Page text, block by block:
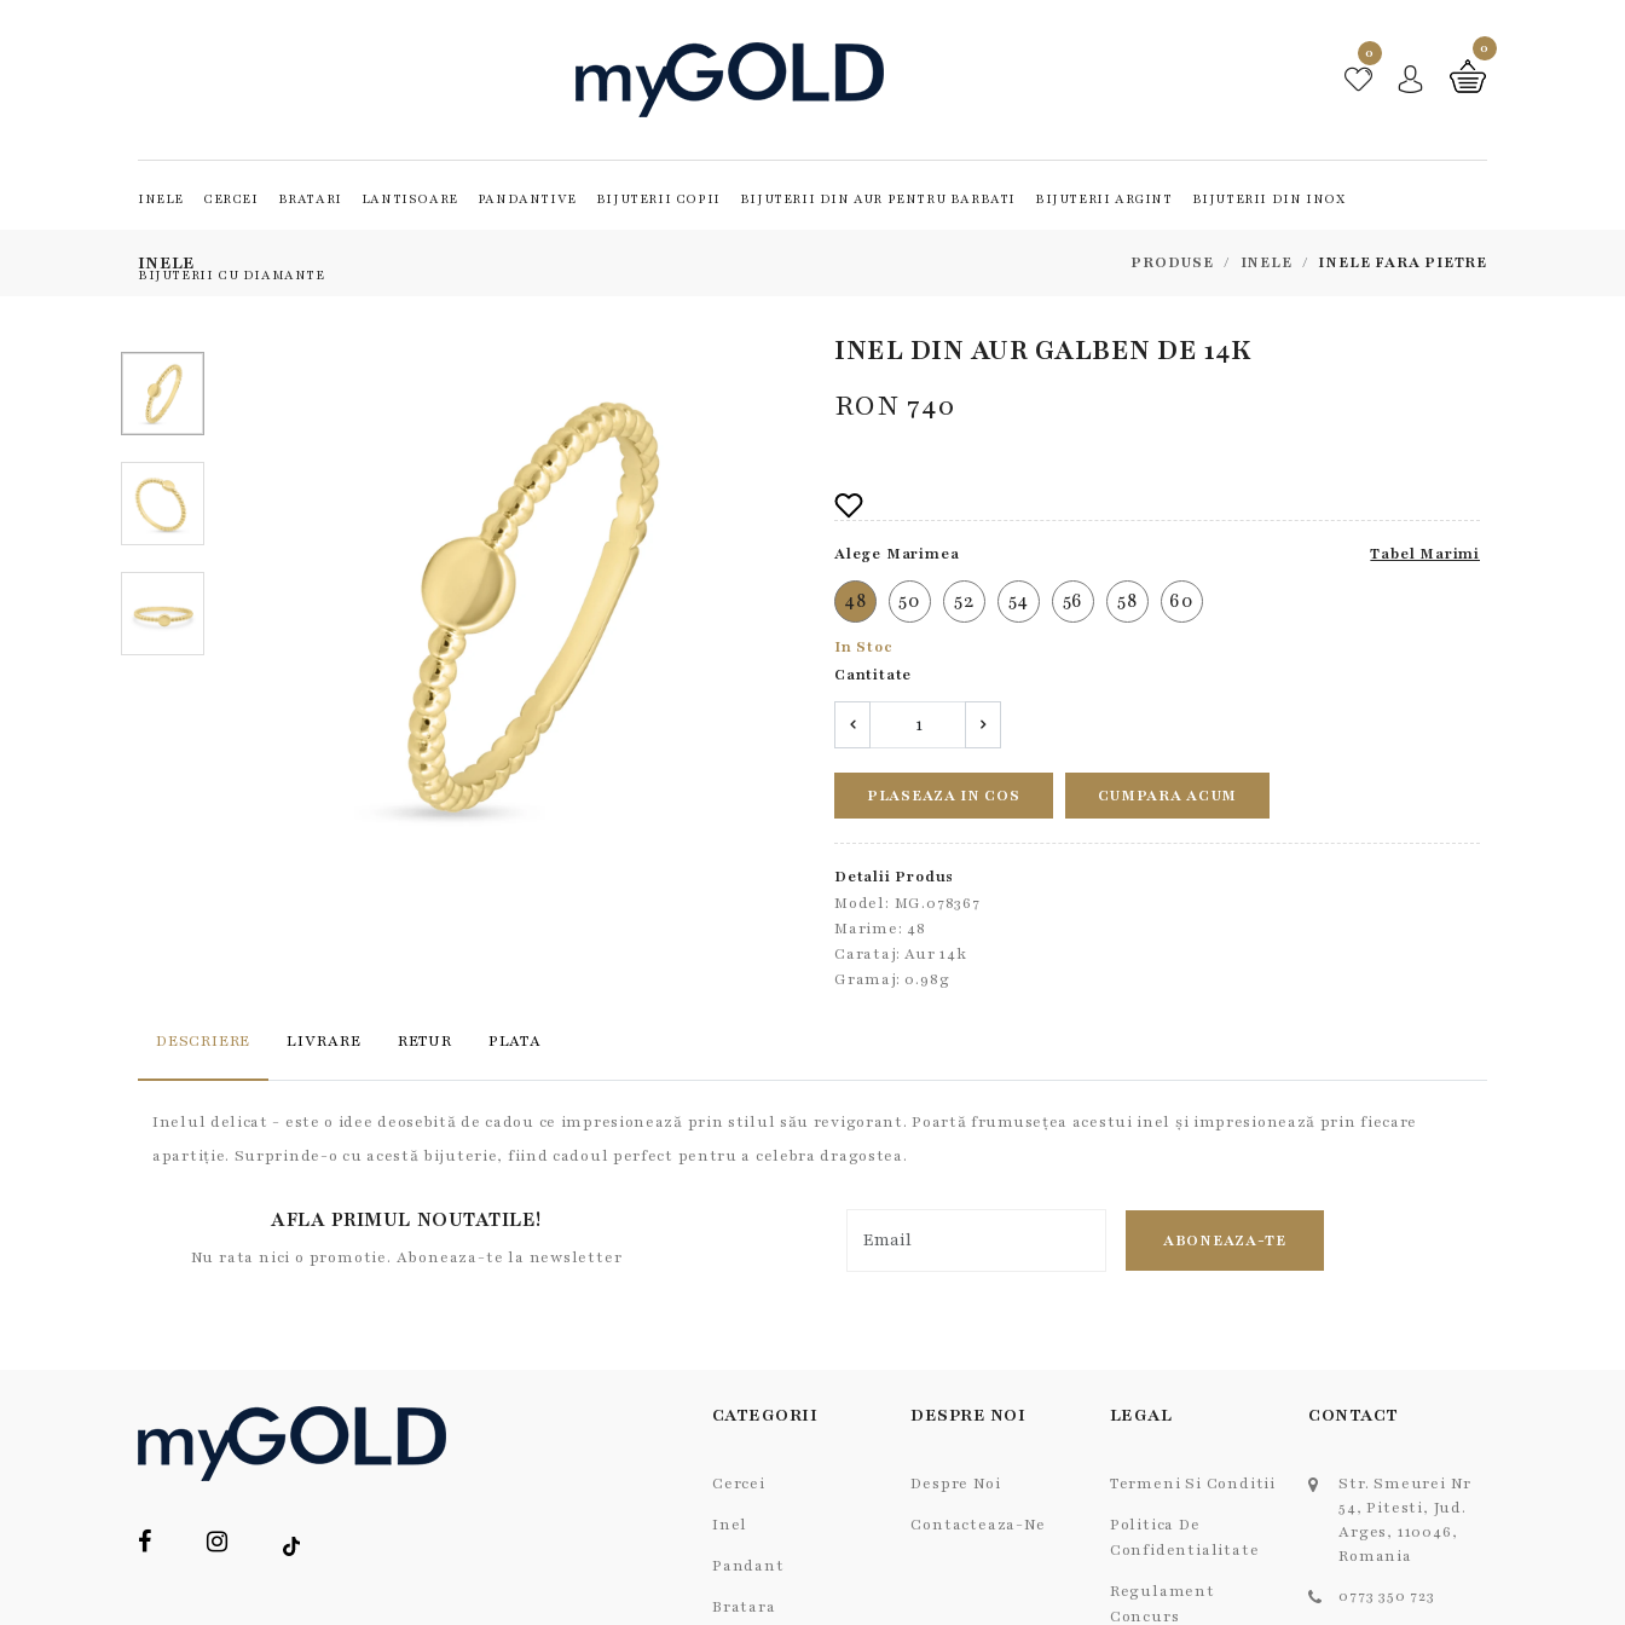
0 0
INELE CERCEI BRATARI LANTISOARE PANDANTIVE BIJUTERII COPII BIJUTERII DIN AUR PENTRU BARBATI BIJUTERII ARGINT BIJUTERII DIN INOX
BIJUTERII CU DIAMANTE
INELE PRODUSE INELE INELE FARA PIETRE
INEL DIN AUR GALBEN DE 14K
RON 740
Alege Marimea Tabel Marimi
48 50 52 54 56 58 60
In Stoc
Cantitate
PLASEAZA IN COS CUMPARA ACUM
Detalii Produs
Model: MG.078367
Marime: 48
Carataj: Aur 14k
Gramaj: 0.98g
DESCRIERE LIVRARE RETUR PLATA
Inelul delicat - este o idee deosebită de cadou ce impresionează prin stilul său revigorant. Poartă frumusețea acestui inel și impresionează prin fiecare
apartiție. Surprinde-o cu acestă bijuterie, fiind cadoul perfect pentru a celebra dragostea.
AFLA PRIMUL NOUTATILE!
Nu rata nici o promotie. Aboneaza-te la newsletter
ABONEAZA-TE
CATEGORII
Cercei
Inel
Pandant
Bratara
DESPRE NOI
Despre Noi
Contacteaza-Ne
LEGAL
Termeni Si Conditii
Politica De
Confidentialitate
Regulament
Concurs
CONTACT
Str. Smeurei Nr
54, Pitesti, Jud.
Arges, 110046,
Romania
0773 350 723